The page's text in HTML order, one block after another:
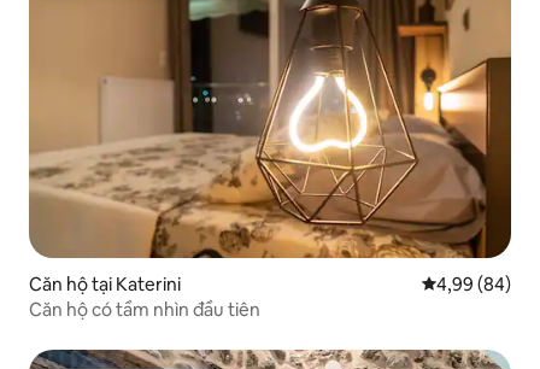
Căn hộ tại Katerini Xếp hạng
4,99 (84)
Căn hộ có tầm nhìn đầu tiên